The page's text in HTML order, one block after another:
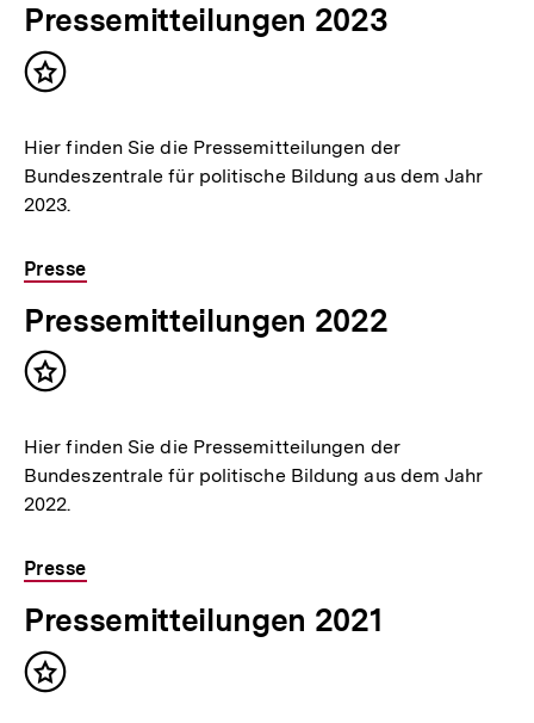
Pressemitteilungen 2023
Inhalt
Hier finden Sie die Pressemitteilungen der
Bundeszentrale für politische Bildung aus dem Jahr
2023.
Presse
Pressemitteilungen 2022
Inhalt
Hier finden Sie die Pressemitteilungen der
Bundeszentrale für politische Bildung aus dem Jahr
2022.
Presse
Pressemitteilungen 2021
Inhalt